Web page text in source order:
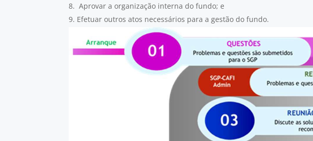
Aprovar a organização interna do fundo; e
Efetuar outros atos necessários para a gestão do fundo.
O CAFI pode delegar nos seus membros os poderes previstos nas